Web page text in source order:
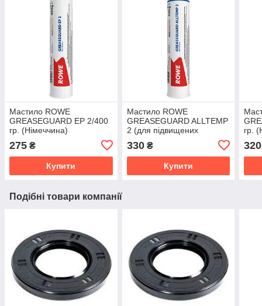
Мастило ROWE
GREASEGUARD EP 2/400
гр. (Німеччина)
275 ₴
Купити
Мастило ROWE
GREASEGUARD ALLTEMP
2 (для підвищених
(Німеччина)
330₴
Купити
гр.
320
Подібні товари компанії